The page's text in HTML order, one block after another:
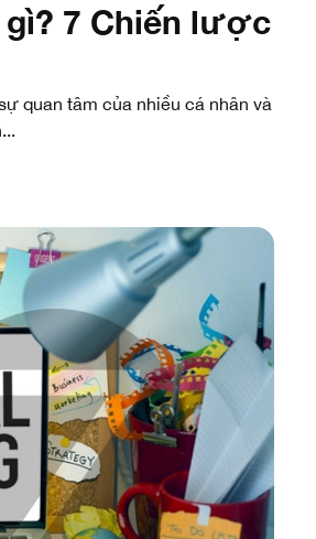
7 Chiến lược
quan tâm của nhiều cá nhân và